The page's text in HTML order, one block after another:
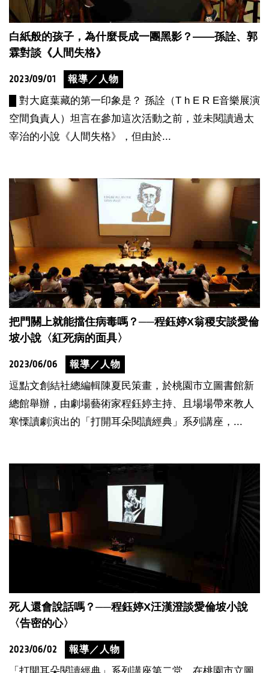
白紙般的孩子，為什麼長成一團黑影？——孫詮、郭
霖對談《人間失格》
2023/09/01 報導／人物
█ 對大庭葉藏的第一印象是？ 孫詮（T h E R E音樂展演
空間負責人）坦言在參加這次活動之前，並未閱讀過太
宰治的小說《人間失格》，但由於...
把門關上就能擋住病毒嗎？──程鈺婷X翁稷安談愛倫
坡小說〈紅死病的面具〉
2023/06/06 報導／人物
逗點文創結社總編輯陳夏民策畫，於桃園市立圖書館新
總館舉辦，由劇場藝術家程鈺婷主持、且場場帶來教人
寒慄讀劇演出的「打開耳朵閱讀經典」系列講座，...
死人還會說話嗎？──程鈺婷X汪漢澄談愛倫坡小說
〈告密的心〉
2023/06/02 報導／人物
「打開耳朵閱讀經典」系列講座第二堂，在桃園市立圖